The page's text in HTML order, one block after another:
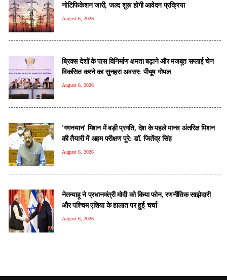
नोटिफिकेशन जारी, जल्द शुरू होगी आवेदन प्रक्रिया
August 6, 2026
ब्रिक्स देशों के पास विनिर्माण क्षमता बढ़ाने और मजबूत सप्लाई चेन
विकसित करने का सुनहरा अवसर: पीयूष गोयल
August 6, 2026
'गगनयान' मिशन में बड़ी प्रगति, देश के पहले मानव अंतरिक्ष मिशन
की तैयारी में अहम परीक्षण पूरे: डॉ. जितेंद्र सिंह
August 6, 2026
नेतन्याहू ने प्रधानमंत्री मोदी को क‍िया फोन, रणनीतिक साझेदारी
और पश्चिम एशिया के हालात पर हुई चर्चा
August 6, 2026